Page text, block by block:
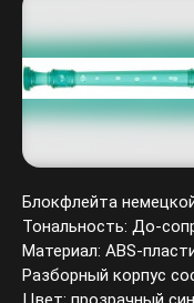
Блокфлейта
Тональность: До-
Материал: ABS-
Разборный корпус